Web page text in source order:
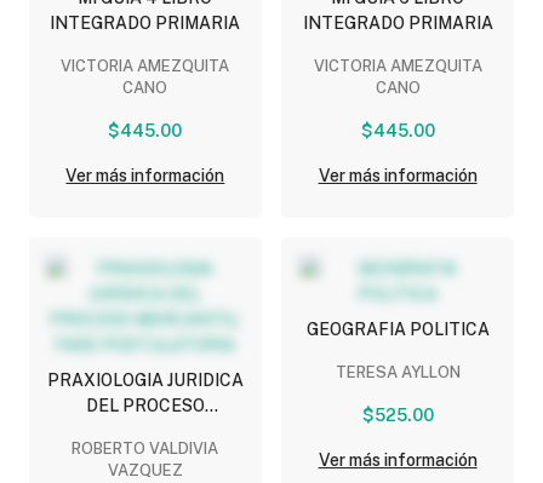
INTEGRADO PRIMARIA
VICTORIA AMEZQUITA
CANO
$445.00
Ver más información
INTEGRADO PRIMARIA
VICTORIA AMEZQUITA
CANO
$445.00
Ver más información
PRAXIOLOGIA JURIDICA
DEL PROCESO
POSTULATORIA
ROBERTO VALDIVIA
VAZQUEZ
GEOGRAFIA POLITICA
TERESA AYLLON
$525.00
Ver más información